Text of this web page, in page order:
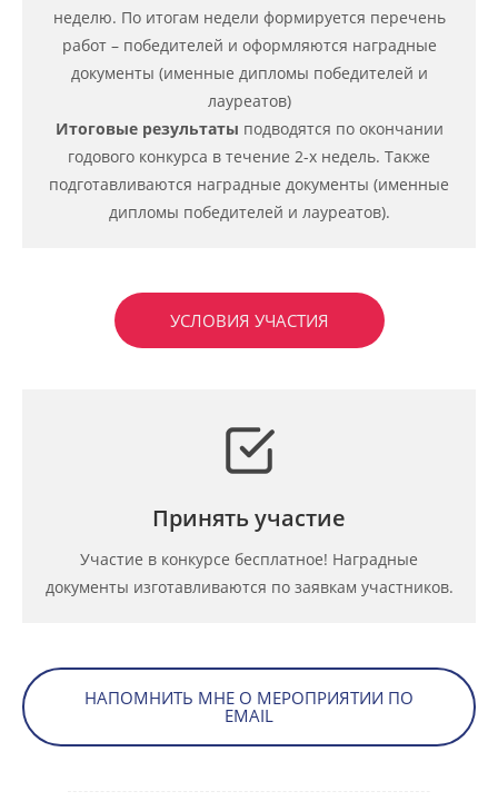
неделю. По итогам недели формируется перечень
работ – победителей и оформляются наградные
документы (именные дипломы победителей и
лауреатов)
Итоговые результаты подводятся по окончании
годового конкурса в течение 2-х недель. Также
подготавливаются наградные документы (именные
дипломы победителей и лауреатов).
УСЛОВИЯ УЧАСТИЯ
Принять участие
Участие в конкурсе бесплатное! Наградные
документы изготавливаются по заявкам участников.
НАПОМНИТЬ МНЕ О МЕРОПРИЯТИИ ПО
EMAIL